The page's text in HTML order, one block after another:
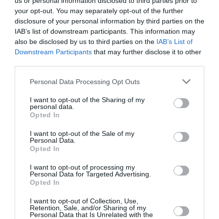
your opt-out. You may separately opt-out of the further
disclosure of your personal information by third parties on the
IAB’s list of downstream participants. This information may
also be disclosed by us to third parties on the IAB’s List of
Downstream Participants that may further disclose it to other
Personal Data Processing Opt Outs
I want to opt-out of the Sharing of my
personal data.
Opted In
I want to opt-out of the Sale of my
Personal Data.
Opted In
I want to opt-out of processing my
Personal Data for Targeted Advertising.
Opted In
I want to opt-out of Collection, Use,
Retention, Sale, and/or Sharing of my
Personal Data that Is Unrelated with the
Newsletter
Κάθε βδομάδα στο e-mail σας τα τελευταία νέα για
την Τέχνη και τον Πολιτισμό!
Ακολουθήστε το Culturenow.gr
στοιχείο έντονης
αφηγηματικότητας